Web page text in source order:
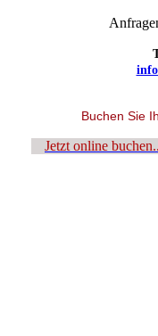
Buchen Sie
Jetzt online